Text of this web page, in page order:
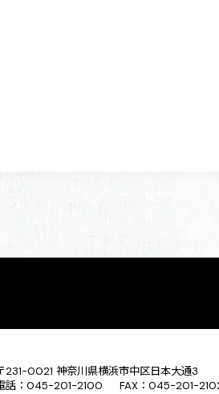
231-0021 神奈川県横浜市中区日本大通3
話：045-201-2100 FAX：045-201-